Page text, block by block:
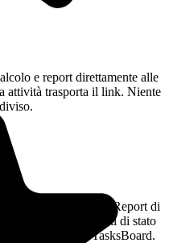
e report direttamente alle
attività trasporta il link. Niente
Google con un clic. Report di
sprint, aggiornamenti di stato
dai dati di TasksBoard.